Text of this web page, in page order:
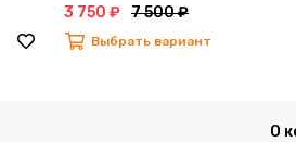
3 750 ₽ 7 500 ₽
Выбрать вариант
О